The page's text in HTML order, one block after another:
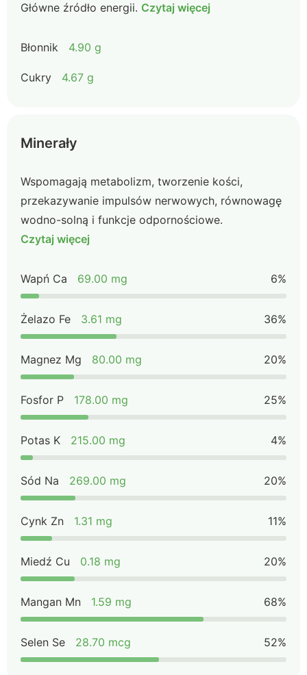
Główne źródło energii. Czytaj więcej
Błonnik 4.90 g
Cukry 4.67 g
Minerały
Wspomagają metabolizm, tworzenie kości,
przekazywanie impulsów nerwowych, równowagę
wodno-solną i funkcje odpornościowe.
Czytaj więcej
Wapń Ca 69.00 mg 6%
Żelazo Fe 3.61 mg 36%
Magnez Mg 80.00 mg 20%
Fosfor P 178.00 mg 25%
Potas K 215.00 mg 4%
Sód Na 269.00 mg 20%
Cynk Zn 1.31 mg 11%
Miedź Cu 0.18 mg 20%
Mangan Mn 1.59 mg 68%
Selen Se 28.70 mcg 52%